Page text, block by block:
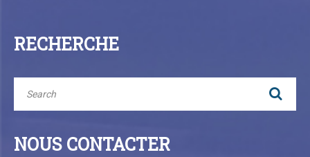
RECHERCHE
NOUS CONTACTER